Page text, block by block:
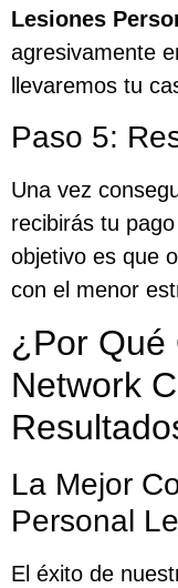
Lesiones
agresivamente
llevaremos tu
Paso 5:
Una vez
recibirás tu
objetivo es que
con el menor
¿Por Qué
Network
La Mejor
Personal
El éxito de